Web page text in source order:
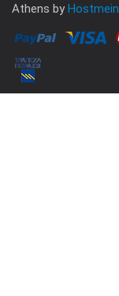
Athens by Hostmein